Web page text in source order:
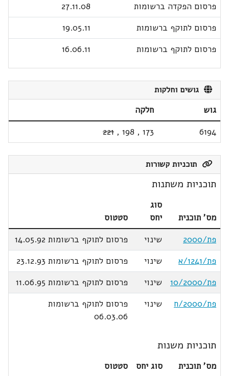
פרסום הפקדה ברשומות
27.11.08
פרסום לתוקף ברשומות
19.05.11
פרסום לתוקף ברשומות
16.06.11
גושים וחלקות
גוש
חלקה
6194
173
,
198
,
221
תוכניות קשורות
תוכניות משתנות
מס' תוכנית
סוג
יחס
סטטוס
פת/2000
שינוי
פרסום לתוקף ברשומות 14.05.92
פת/1241/א
שינוי
פרסום לתוקף ברשומות 23.12.93
פת/10/2000
שינוי
פרסום לתוקף ברשומות 11.06.95
פת/2000/ח
שינוי
פרסום לתוקף ברשומות
06.03.06
תוכניות משנות
מס' תוכנית סוג יחס
סטטוס